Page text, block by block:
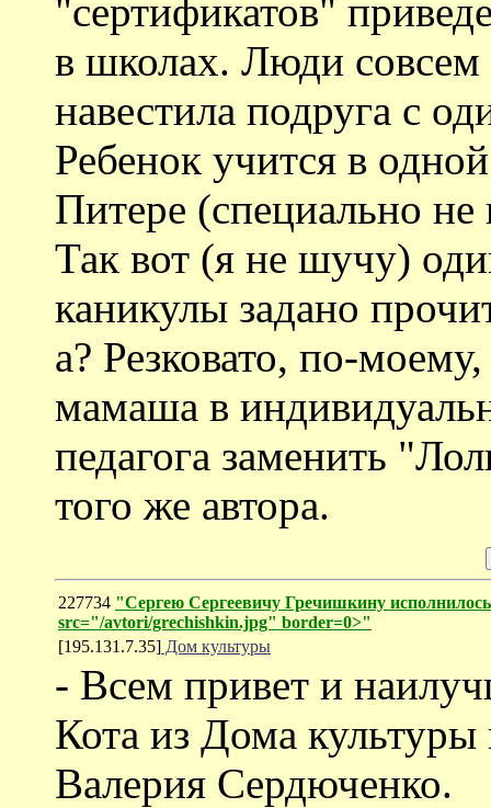
"сертификатов"
в школах. Люди
навестила подруга с
Ребенок учится в
Питере (специально
Так вот (я не шучу)
каникулы задано
а? Резковато, по-
мамаша в
педагога заменить
того же автора.
227734 "Сергею Сергеевичу Гречишкину исполнилось
src="/avtori/grechishkin.jpg" border=0>"
[195.131.7.35] Дом культуры
- Всем привет и
Кота из Дома
Валерия Сердюченко.